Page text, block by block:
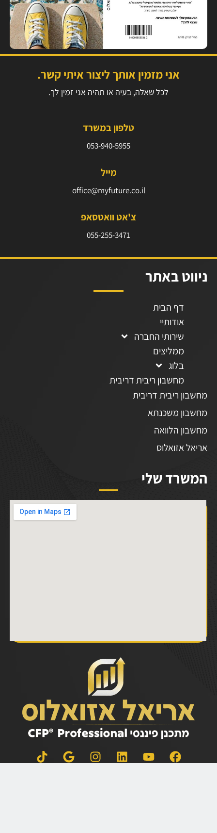
אני מזמין אותך ליצור איתי קשר.
לכל שאלה, בעיה או תהיה אני זמין לך.
טלפון במשרד
053-940-5955⁩
מייל
office@myfuture.co.il
צ'אט וואטסאפ
055-255-3471
ניווט באתר
דף הבית
אודותיי
שירותי החברה
ממליצים
בלוג
מחשבון ריבית דריבית
מחשבון ריבית דריבית
מחשבון משכנתא
מחשבון הלוואה
אריאל אזואלוס
המשרד שלי